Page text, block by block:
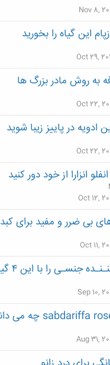
Nov 8,
این گیاه را بخورید
Oct 29,
به روش مادر بزرگ ها
Oct 22,
ادویه در پاییز زیبا شوید
Oct 22,
انزارا از خود دور کنید
Oct 12,
بی ضرر و مفید برای کبد
Oct 11,
را با این ۴ گیاه تجربه کنید
Sep 10,
Aug 31,